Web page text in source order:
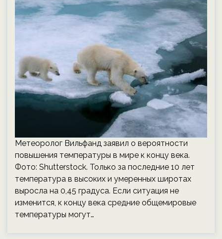
Метеоролог Вильфанд заявил о вероятности
повышения температуры в мире к концу века.
Фото: Shutterstock. Только за последние 10 лет
температура в высоких и умеренных широтах
выросла на 0,45 градуса. Если ситуация не
изменится, к концу века средние общемировые
температуры могут…